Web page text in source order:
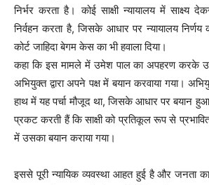
निर्भर करता है। कोई साक्षी न्यायालय में साक्ष्य
निर्वहन करता है, जिसके आधार पर न्यायालय
कोर्ट जाहिदा बेगम केस का भी हवाला दिया।
कहा कि इस मामले में उमेश पाल का अपहरण करके
अभियुक्त द्वारा अपने पक्ष में बयान करवाया गया।
हाथ में यह पर्चा मौजूद था, जिसके आधार पर बयान
प्रकट करती हैं कि साक्षी को प्रतिकूल रूप से
में उसका बयान कराया गया।
इससे पूरी न्यायिक व्यवस्था आहत हुई है और जनता का